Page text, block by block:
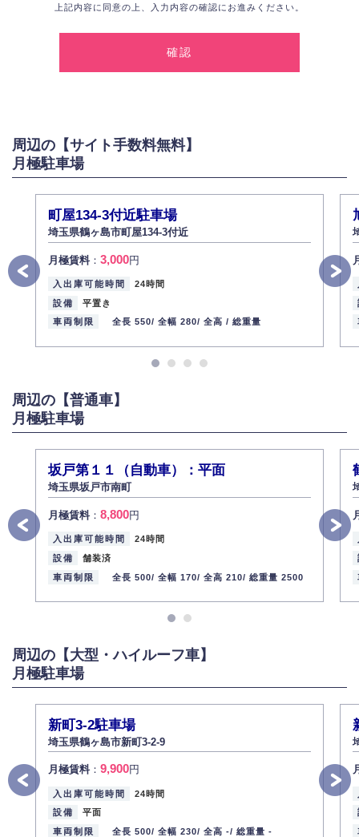
2.個人情報の利用
お問い合わせに対する回答、資料等の送付
採用に関する回答、情報の提供
弊社は取り扱う個人情報の外部への漏洩を防止し、その利用目的に応じて
適切かつ安全に管理します。
4.個人情報の第三者提供
法的義務など正当な理由に基づく要請があった場合を除き、お客様の個人
情報をご本人の同意なく第三者に提供いたしません。
5.個人情報の開示・訂正・削除
お客様ご本人から自己の個人情報開示の請求があった場合、すみやかに開
ん）。
また、個人情報の内容に誤りがあり、ご本人から訂正・追加・削除の請求
6.個人情報管理の社内教育
弊社社員全員が、個人情報の取り扱いについての重要性を理解し、より適
切に管理するよう社内教育を実施してまいります。
代表取締役社長 野口 幸男
上記内容に同意の上、入力内容の確認にお進みください。
周辺の【サイト手数料無料】
月極駐車場
町屋134-3付近駐車場
埼玉県鶴ヶ島市町屋134-3付近
月極賃料： 3,000円
入出庫可能時間
24時間
設備
平置き
車両制限
全長 550/ 全幅 280/ 全高 / 総重量
周辺の【普通車】
月極駐車場
坂戸第１１（自動車）：平面
埼玉県坂戸市南町
月極賃料： 8,800円
入出庫可能時間
24時間
設備
舗装済
車両制限
全長 500/ 全幅 170/ 全高 210/ 総重量 2500
周辺の【大型・ハイルーフ車】
月極駐車場
新町3-2駐車場
埼玉県鶴ヶ島市新町3-2-9
月極賃料： 9,900円
入出庫可能時間
24時間
設備
平面
車両制限
全長 500/ 全幅 230/ 全高 -/ 総重量 -